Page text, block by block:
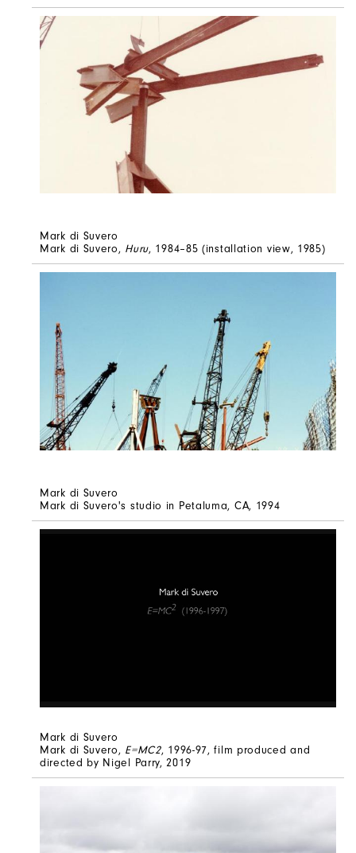
Mark di Suvero
Mark di Suvero, Huru, 1984–85 (installation view, 1985)
Mark di Suvero
Mark di Suvero's studio in Petaluma, CA, 1994
Mark di Suvero
Mark di Suvero, E=MC2, 1996-97, film produced and
directed by Nigel Parry, 2019